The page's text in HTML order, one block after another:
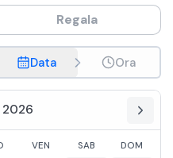
Toscana Rosso
Regala
Data Ora
VEN SAB DOM